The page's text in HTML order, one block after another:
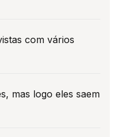
com vários
mas logo eles saem